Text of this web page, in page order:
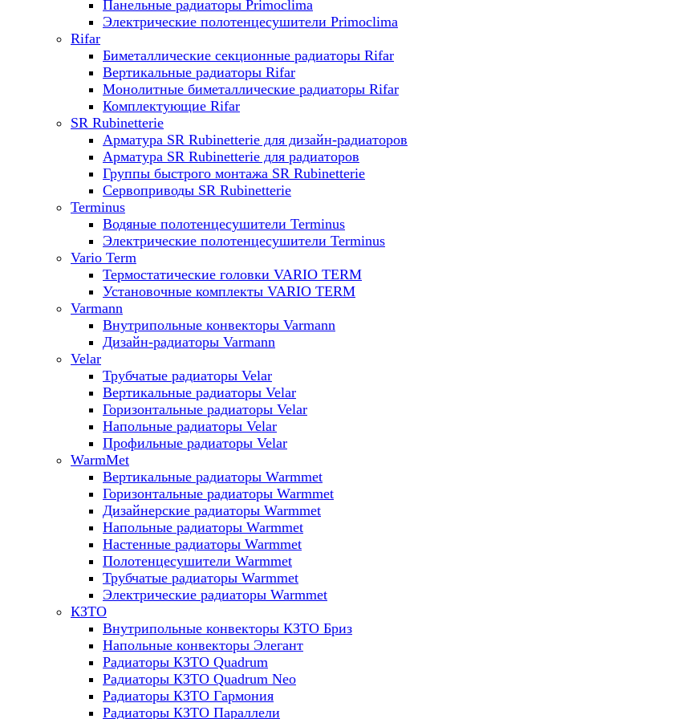
Панельные радиаторы Primoclima
Электрические полотенцесушители Primoclima
Rifar
Биметаллические секционные радиаторы Rifar
Вертикальные радиаторы Rifar
Монолитные биметаллические радиаторы Rifar
Комплектующие Rifar
SR Rubinetterie
Арматура SR Rubinetterie для дизайн-радиаторов
Арматура SR Rubinetterie для радиаторов
Группы быстрого монтажа SR Rubinetterie
Сервоприводы SR Rubinetterie
Terminus
Водяные полотенцесушители Terminus
Электрические полотенцесушители Terminus
Vario Term
Термостатические головки VARIO TERM
Установочные комплекты VARIO TERM
Varmann
Внутрипольные конвекторы Varmann
Дизайн-радиаторы Varmann
Velar
Трубчатые радиаторы Velar
Вертикальные радиаторы Velar
Горизонтальные радиаторы Velar
Напольные радиаторы Velar
Профильные радиаторы Velar
WarmMet
Вертикальные радиаторы Warmmet
Горизонтальные радиаторы Warmmet
Дизайнерские радиаторы Warmmet
Напольные радиаторы Warmmet
Настенные радиаторы Warmmet
Полотенцесушители Warmmet
Трубчатые радиаторы Warmmet
Электрические радиаторы Warmmet
КЗТО
Внутрипольные конвекторы КЗТО Бриз
Напольные конвекторы Элегант
Радиаторы КЗТО Quadrum
Радиаторы КЗТО Quadrum Neo
Радиаторы КЗТО Гармония
Радиаторы КЗТО Параллели